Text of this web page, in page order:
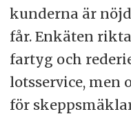
kunderna är
får. Enkäten
fartyg och
lotsservice, men
för